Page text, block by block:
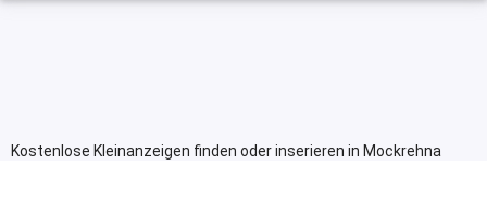
Kostenlose Kleinanzeigen finden oder inserieren in Mockrehna